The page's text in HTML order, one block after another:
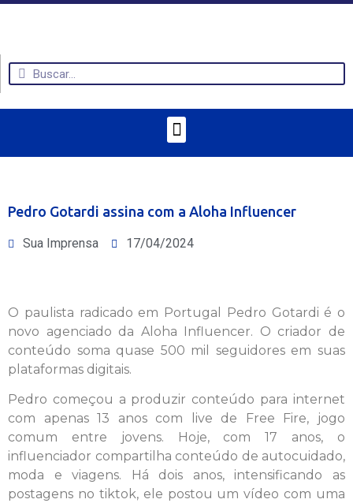
Pedro Gotardi assina com a Aloha Influencer
Sua Imprensa 17/04/2024
O paulista radicado em Portugal Pedro Gotardi é o
novo agenciado da Aloha Influencer. O criador de
conteúdo soma quase 500 mil seguidores em suas
plataformas digitais.
Pedro começou a produzir conteúdo para internet
com apenas 13 anos com live de Free Fire, jogo
comum entre jovens. Hoje, com 17 anos, o
influenciador compartilha conteúdo de autocuidado,
moda e viagens. Há dois anos, intensificando as
postagens no tiktok, ele postou um vídeo com uma